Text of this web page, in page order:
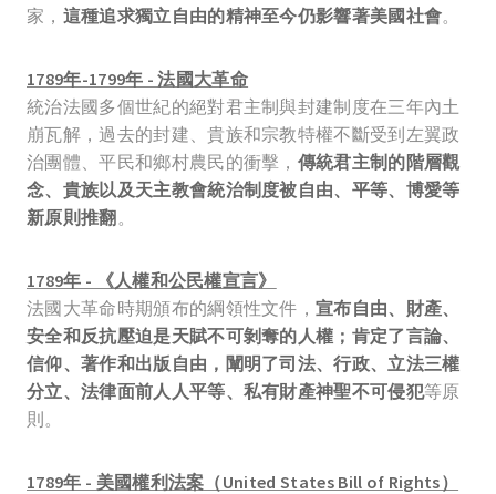
家， 這種追求獨立自由的精神至今仍影響著美國社會。
1789年-1799年 - 法國大革命
統治法國多個世紀的絕對君主制與封建制度在三年內土
崩瓦解，過去的封建、貴族和宗教特權不斷受到左翼政
治團體、平民和鄉村農民的衝擊， 傳統君主制的階層觀
念、貴族以及天主教會統治制度被自由、平等、博愛等
新原則推翻。
1789年 - 《人權和公民權宣言》
法國大革命時期頒布的綱領性文件，宣布自由、財產、
安全和反抗壓迫是天賦不可剝奪的人權；肯定了言論、
信仰、著作和出版自由，闡明了司法、行政、立法三權
分立、法律面前人人平等、私有財產神聖不可侵犯等原
則。
1789年 - 美國權利法案（United States Bill of Rights）